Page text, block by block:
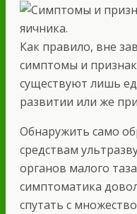
Как правило, вне
симптомы и
существуют лишь
развитии или же
Обнаружить само
средствам
органов малого
симптоматика
спутать с